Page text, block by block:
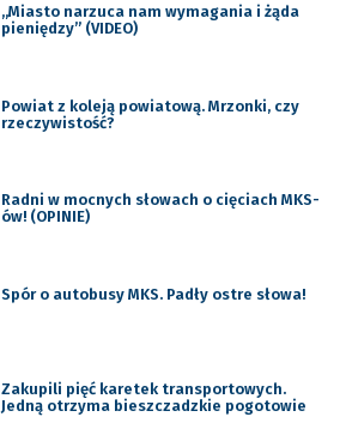
„Miasto narzuca nam wymagania i żąda
pieniędzy” (VIDEO)
Powiat z koleją powiatową. Mrzonki, czy
rzeczywistość?
Radni w mocnych słowach o cięciach MKS-
ów! (OPINIE)
Spór o autobusy MKS. Padły ostre słowa!
Zakupili pięć karetek transportowych.
Jedną otrzyma bieszczadzkie pogotowie